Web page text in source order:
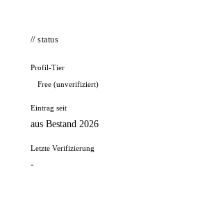
// status
Profil-Tier
Free (unverifiziert)
Eintrag seit
aus Bestand 2026
Letzte Verifizierung
-